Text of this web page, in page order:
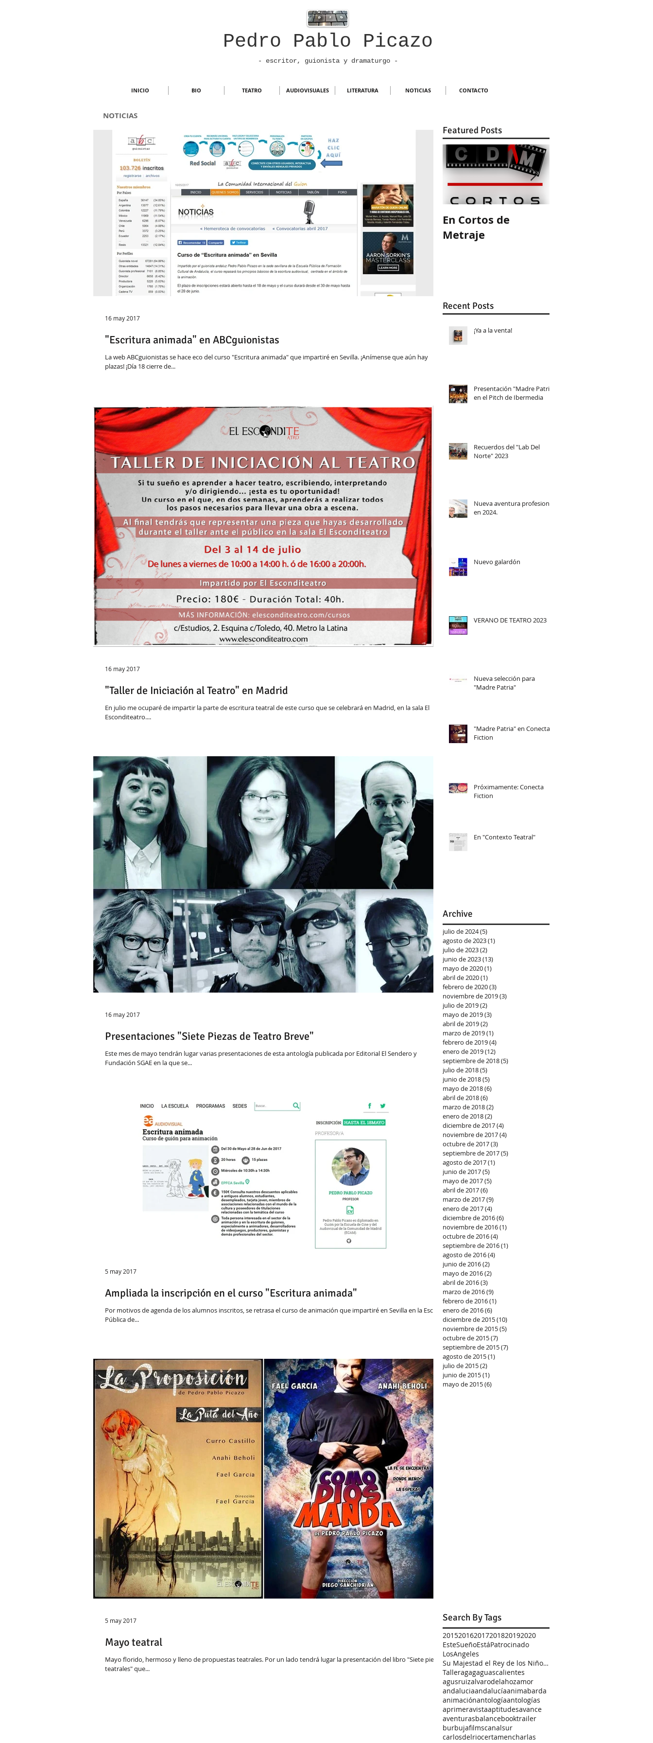
Pedro Pablo Picazo
- escritor, guionista y dramaturgo -
INICIO BIO TEATRO AUDIOVISUALES LITERATURA NOTICIAS CONTACTO
NOTICIAS
"Escritura animada" en ABCguionistas
La web ABCguionistas se hace eco del curso "Escritura animada" que impartiré en Sevilla. ¡Anímense que aún hay
plazas! ¡Día 18 cierre de...
16 may 2017
"Taller de Iniciación al Teatro" en Madrid
En julio me ocuparé de impartir la parte de escritura teatral de este curso que se celebrará en Madrid, en la sala El
Esconditeatro....
16 may 2017
Presentaciones "Siete Piezas de Teatro Breve"
Este mes de mayo tendrán lugar varias presentaciones de esta antología publicada por Editorial El Sendero y
Fundación SGAE en la que se...
16 may 2017
Ampliada la inscripción en el curso "Escritura animada"
Por motivos de agenda de los alumnos inscritos, se retrasa el curso de animación que impartiré en Sevilla en la Escuela
Pública de...
5 may 2017
Mayo teatral
Mayo florido, hermoso y lleno de propuestas teatrales. Por un lado tendrá lugar la presentación del libro "Siete piezas
teatrales" que...
5 may 2017
Featured Posts
En Cortos de
Metraje
Recent Posts
¡Ya a la venta!
Presentación "Madre Patria"
en el Pitch de Ibermedia
Recuerdos del "Lab Del
Norte" 2023
Nueva aventura profesional
en 2024.
Nuevo galardón
VERANO DE TEATRO 2023
Nueva selección para
"Madre Patria"
"Madre Patria" en Conecta
Fiction
Próximamente: Conecta
Fiction
En "Contexto Teatral"
Archive
julio de 2024(5)
agosto de 2023(1)
julio de 2023(2)
junio de 2023(13)
mayo de 2020(1)
abril de 2020(1)
febrero de 2020(3)
noviembre de 2019(3)
julio de 2019(2)
mayo de 2019(3)
abril de 2019(2)
marzo de 2019(1)
febrero de 2019(4)
enero de 2019(12)
septiembre de 2018(5)
julio de 2018(5)
junio de 2018(5)
mayo de 2018(6)
abril de 2018(6)
marzo de 2018(2)
enero de 2018(2)
diciembre de 2017(4)
noviembre de 2017(4)
octubre de 2017(3)
septiembre de 2017(5)
agosto de 2017(1)
junio de 2017(5)
mayo de 2017(5)
abril de 2017(6)
marzo de 2017(9)
enero de 2017(4)
diciembre de 2016(6)
noviembre de 2016(1)
octubre de 2016(4)
septiembre de 2016(1)
agosto de 2016(4)
junio de 2016(2)
mayo de 2016(2)
abril de 2016(3)
marzo de 2016(9)
febrero de 2016(1)
enero de 2016(6)
diciembre de 2015(10)
noviembre de 2015(5)
octubre de 2015(7)
septiembre de 2015(7)
agosto de 2015(1)
julio de 2015(2)
junio de 2015(1)
mayo de 2015(6)
Search By Tags
201520162017201820192020
EsteSueñoEstáPatrocinado
LosAngeles
Su Majestad el Rey de los Niños Zombis
Talleragagaguascalientes
agusruizalvarodelahozamor
andaluciaandalucíaanimabarda
animaciónantologíaantologías
aprimeravistaaptitudesavance
aventurasbalancebooktrailer
burbujafilmscanalsur
carlosdelriocertamencharlas